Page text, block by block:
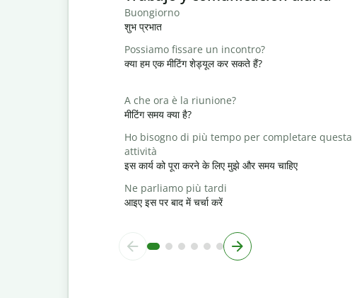
Buongiorno
शुभ प्रभात
Possiamo fissare un incontro?
क्या हम एक मीटिंग शेड्यूल कर सकते हैं?
A che ora è la riunione?
मीटिंग समय क्या है?
Ho bisogno di più tempo per completare questa
attività
इस कार्य को पूरा करने के लिए मुझे और समय चाहिए
Ne parliamo più tardi
आइए इस पर बाद में चर्चा करें